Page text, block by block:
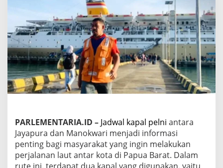
l
n
i
J
a
y
a
p
u
M
a
n
o
k
PARLEMENTARIA.ID – Jadwal kapal pelni antara
Jayapura dan Manokwari menjadi informasi
penting bagi masyarakat yang ingin melakukan
perjalanan laut antar kota di Papua Barat. Dalam